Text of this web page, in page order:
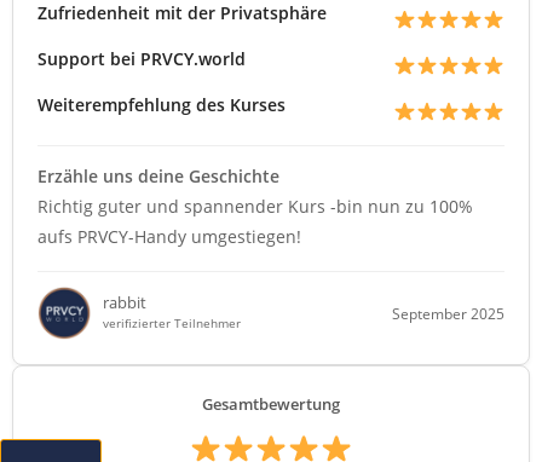
Zufriedenheit mit der Privatsphäre
Support bei PRVCY.world
Weiterempfehlung des Kurses
Erzähle uns deine Geschichte
Richtig guter und spannender Kurs -bin nun zu 100%
aufs PRVCY-Handy umgestiegen!
rabbit
verifizierter Teilnehmer
September 2025
Gesamtbewertung